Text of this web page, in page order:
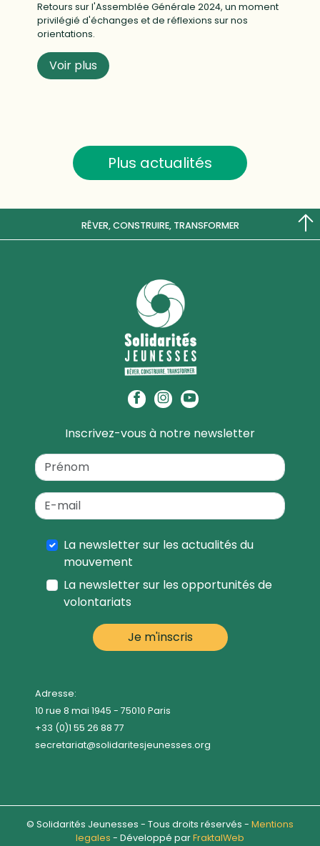
Retours sur l'Assemblée Générale 2024, un moment
privilégié d'échanges et de réflexions sur nos
orientations.
Voir plus
Plus actualités
RÊVER, CONSTRUIRE, TRANSFORMER
Inscrivez-vous à notre newsletter
La newsletter sur les actualités du
mouvement
La newsletter sur les opportunités de
volontariats
Adresse:
10 rue 8 mai 1945 - 75010 Paris
+33 (0)1 55 26 88 77
secretariat@solidaritesjeunesses.org
© Solidarités Jeunesses - Tous droits réservés - Mentions
legales - Développé parFraktalWeb